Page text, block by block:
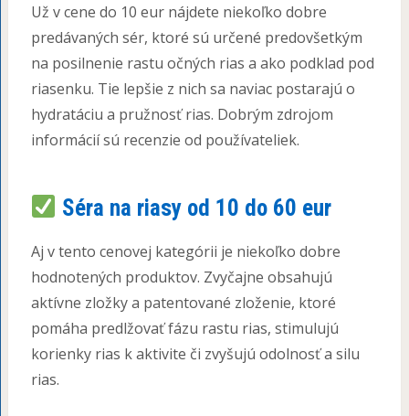
Už v cene do 10 eur nájdete niekoľko dobre
predávaných sér, ktoré sú určené predovšetkým
na posilnenie rastu očných rias a ako podklad pod
riasenku. Tie lepšie z nich sa naviac postarajú o
hydratáciu a pružnosť rias. Dobrým zdrojom
informácií sú recenzie od používateliek.
Séra na riasy od 10 do 60 eur
Aj v tento cenovej kategórii je niekoľko dobre
hodnotených produktov. Zvyčajne obsahujú
aktívne zložky a patentované zloženie, ktoré
pomáha predlžovať fázu rastu rias, stimulujú
korienky rias k aktivite či zvyšujú odolnosť a silu
rias.